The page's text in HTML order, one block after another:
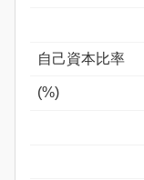
自己資本比率
(%)